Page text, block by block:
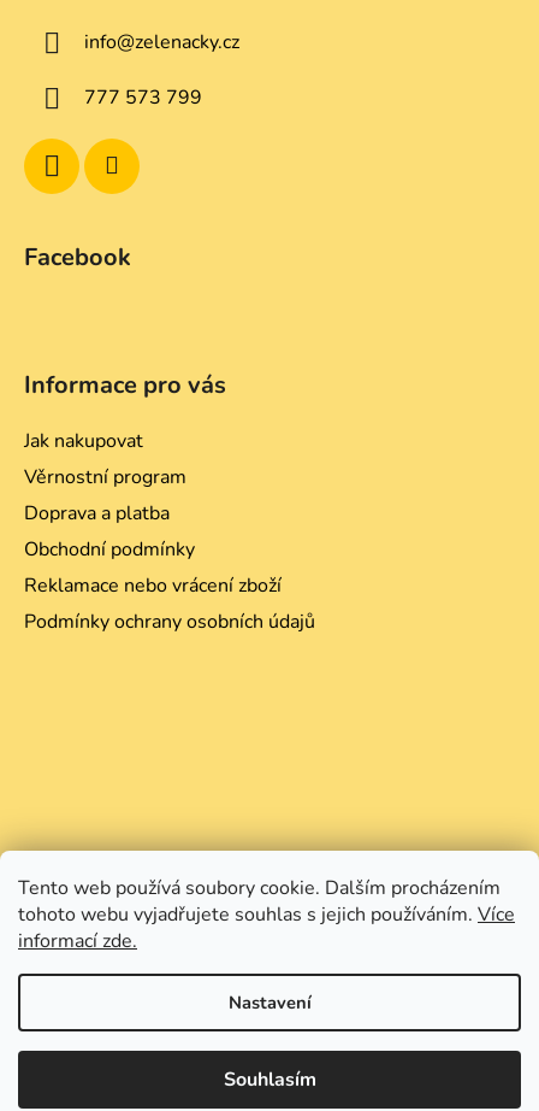
Tento web používá soubory cookie. Dalším procházením
tohoto webu vyjadřujete souhlas s jejich používáním. Více
informací zde.
Nastavení
Souhlasím
info@zelenacky.cz
777 573 799
Facebook
Informace pro vás
Jak nakupovat
Věrnostní program
Doprava a platba
Obchodní podmínky
Reklamace nebo vrácení zboží
Podmínky ochrany osobních údajů
Vytvořil Shoptet